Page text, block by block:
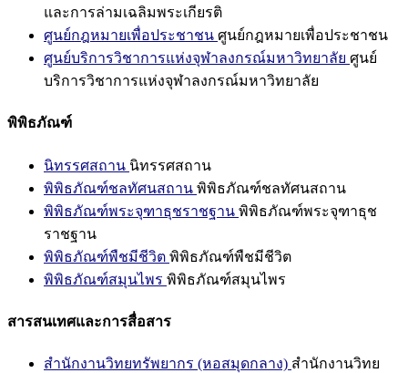
และการล่ามเฉลิมพระเกียรติ
ศูนย์กฎหมายเพื่อประชาชน ศูนย์กฎหมายเพื่อประชาชน
ศูนย์บริการวิชาการแห่งจุฬาลงกรณ์มหาวิทยาลัย ศูนย์
บริการวิชาการแห่งจุฬาลงกรณ์มหาวิทยาลัย
พิพิธภัณฑ์
นิทรรศสถาน นิทรรศสถาน
พิพิธภัณฑ์ชลทัศนสถาน พิพิธภัณฑ์ชลทัศนสถาน
พิพิธภัณฑ์พระจุฑาธุชราชฐาน พิพิธภัณฑ์พระจุฑาธุช
ราชฐาน
พิพิธภัณฑ์พืชมีชีวิต พิพิธภัณฑ์พืชมีชีวิต
พิพิธภัณฑ์สมุนไพร พิพิธภัณฑ์สมุนไพร
สารสนเทศและการสื่อสาร
สำนักงานวิทยทรัพยากร (หอสมุดกลาง) สำนักงานวิทย